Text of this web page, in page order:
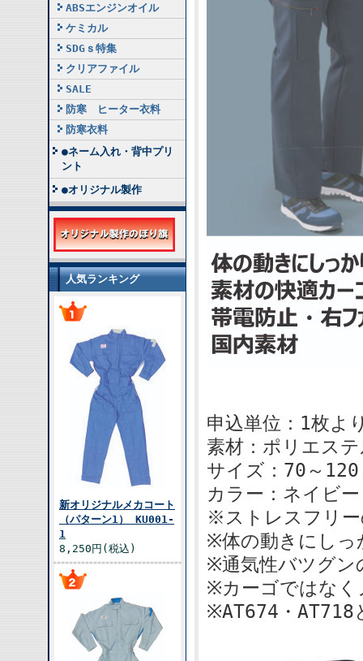
ABSエンジンオイル
ケミカル
SDGｓ特集
クリアファイル
SALE
防寒 ヒーター衣料
防寒衣料
●ネーム入れ・背中プリ
ント
●オリジナル製作
人気ランキング
新オリジナルメカコート
（パターン1） KU001-
1
8,250円(税込)
申込単位：1枚よ
素材：ポリエス
サイズ：70～120
カラー：ネイビ
※ストレスフリ
※体の動きにしっ
※通気性バツグン
※カーゴではなく
※AT674・AT718